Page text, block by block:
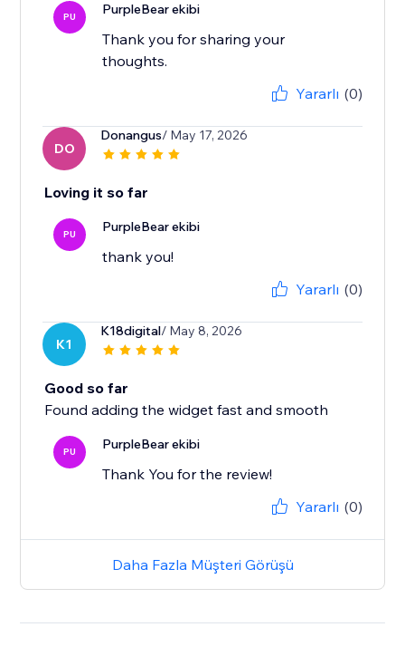
PU PurpleBear ekibi
Thank you for sharing your
thoughts.
Yararlı (0)
DO
Donangus/ May 17, 2026
Loving it so far
PU PurpleBear ekibi
thank you!
Yararlı (0)
K1
K18digital/ May 8, 2026
Good so far
Found adding the widget fast and smooth
PU PurpleBear ekibi
Thank You for the review!
Yararlı (0)
Daha Fazla Müşteri Görüşü